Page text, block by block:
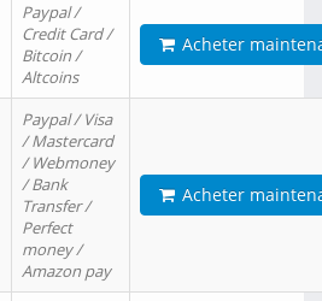
Paypal /
Credit Card /
Bitcoin /
Altcoins
Acheter
Paypal / Visa
/ Mastercard
/ Webmoney
/ Bank
Transfer /
Perfect
money /
Amazon pay
Acheter